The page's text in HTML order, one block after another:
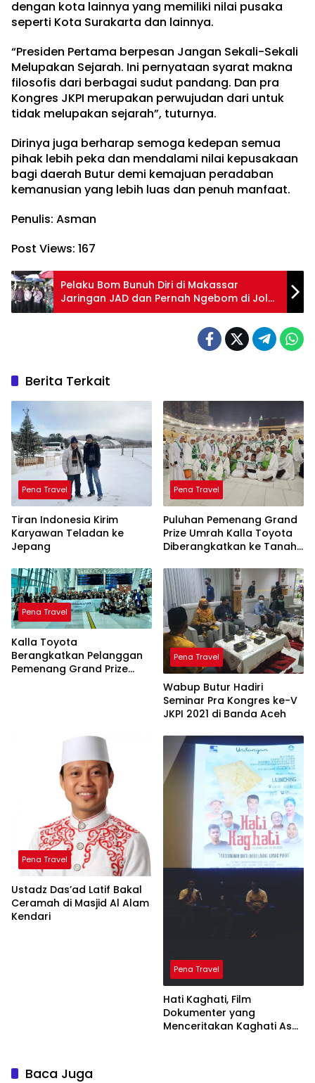
dengan kota lainnya yang memiliki nilai pusaka
seperti Kota Surakarta dan lainnya.
“Presiden Pertama berpesan Jangan Sekali-Sekali
Melupakan Sejarah. Ini pernyataan syarat makna
filosofis dari berbagai sudut pandang. Dan pra
Kongres JKPI merupakan perwujudan dari untuk
tidak melupakan sejarah”, tuturnya.
Dirinya juga berharap semoga kedepan semua
pihak lebih peka dan mendalami nilai kepusakaan
bagi daerah Butur demi kemajuan peradaban
kemanusian yang lebih luas dan penuh manfaat.
Penulis: Asman
Post Views: 167
Pelaku Bom Bunuh Diri di Makassar
Jaringan JAD dan Pernah Ngebom di Jolo
Filipina
Berita Terkait
Pena Travel
Tiran Indonesia Kirim
Karyawan Teladan ke
Jepang
Pena Travel
Puluhan Pemenang Grand
Prize Umrah Kalla Toyota
Diberangkatkan ke Tanah
Pena Travel
Kalla Toyota
Berangkatkan Pelanggan
Pemenang Grand Prize
Pena Travel
Wabup Butur Hadiri
Seminar Pra Kongres ke-V
JKPI 2021 di Banda Aceh
Pena Travel
Ustadz Das’ad Latif Bakal
Ceramah di Masjid Al Alam
Kendari
Pena Travel
Hati Kaghati, Film
Dokumenter yang
Menceritakan Kaghati Asal
Baca Juga